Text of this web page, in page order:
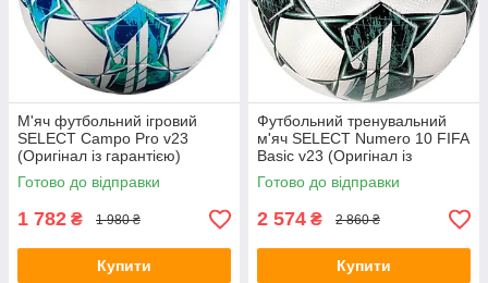
М'яч футбольний ігровий
SELECT Campo Pro v23
(Оригінал із гарантією)
Готово до відправки
1 782 ₴ 1 980 ₴
Купити
Футбольний тренувальний
м'яч SELECT Numero 10 FIFA
Basic v23 (Оригінал із
гарантією)
Готово до відправки
2 574 ₴ 2 860 ₴
Купити